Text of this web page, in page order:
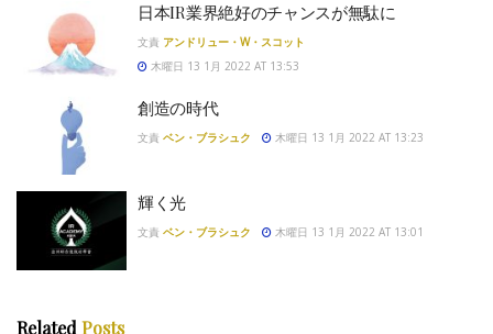
日本IR業界絶好のチャンスが無駄に
文責 アンドリュー・W・スコット
木曜日 13 1月 2022 AT 13:53
創造の時代
文責 ベン・ブラシュク 木曜日 13 1月 2022 AT 13:23
輝く光
文責 ベン・ブラシュク 木曜日 13 1月 2022 AT 13:01
Related Posts